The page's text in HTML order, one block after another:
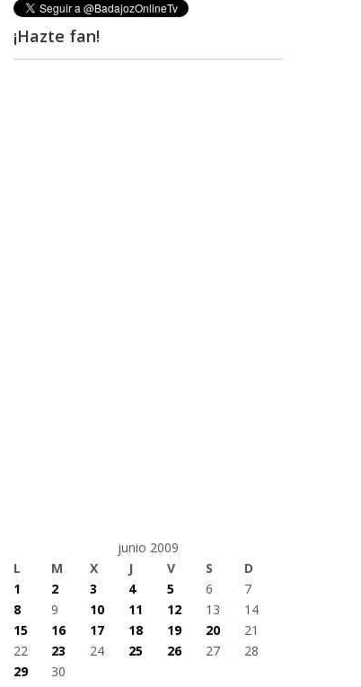
¡Hazte fan!
junio 2009
L
M X J V S
D
1
2 3 4 5 6
7
8
9 10 11 12 13
14
15
16 17 18 19 20
21
22
23 24 25 26 27
28
29
30